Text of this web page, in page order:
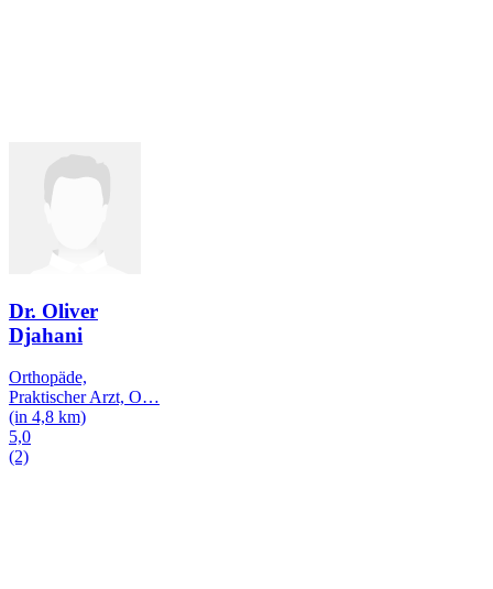
Dr. Oliver
Djahani
Orthopäde,
Praktischer Arzt, O…
(in 4,8 km)
5,0
(2)